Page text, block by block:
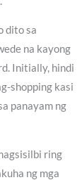
dito sa
na kayong
Initially, hindi
shopping kasi
panayam ng
ring
ng mga